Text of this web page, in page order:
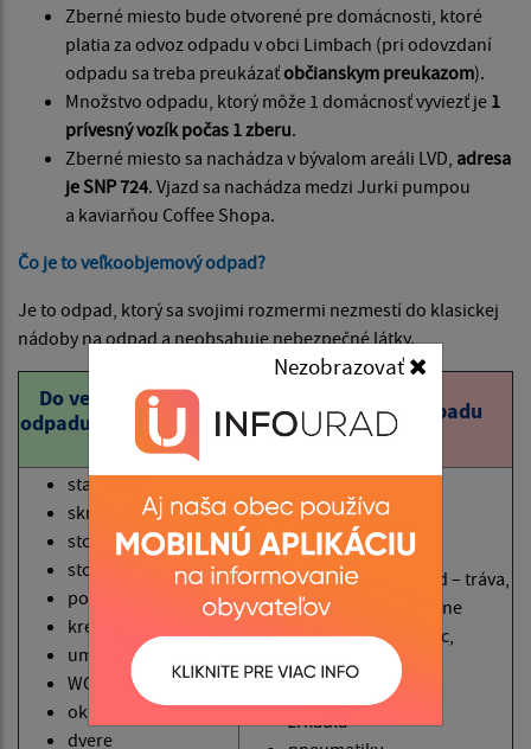
Zberné miesto bude otvorené pre domácnosti, ktoré
platia za odvoz odpadu v obci Limbach (pri odovzdaní
odpadu sa treba preukázaťobčianskym preukazom).
Množstvo odpadu, ktorý môže 1 domácnosť vyviezť je 1
prívesný vozík počas 1 zberu.
Zberné miesto sa nachádza v bývalom areáli LVD, adresa
je SNP 724. Vjazd sa nachádza medzi Jurki pumpou
a kaviarňou Coffee Shopa.
Čo je to veľkoobjemový odpad?
Je to odpad, ktorý sa svojimi rozmermi nezmestí do klasickej
nádoby na odpad a neobsahuje nebezpečné látky.
Do veľkoobjemového
odpadu PATRÍ
veľkoobjemového odpadu
NEPATRÍ
starý nábytok
skrine
stolčky
stoly
postele
kreslá
umývadlá
WC misy
okná
dvere
stavebný odpad
bioodpad zo záhrad – tráva,
lístie, konáre a kmene
odpad z čistenia ulíc,
papier
zrkadlá
Nezobrazovať